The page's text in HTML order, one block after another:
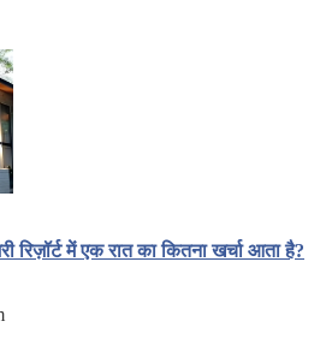
रिज़ॉर्ट में एक रात का कितना खर्चा आता है?